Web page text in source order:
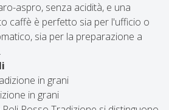
aspro, senza acidità, e una
caffè è perfetto sia per l'ufficio o
sia per la preparazione a
in grani